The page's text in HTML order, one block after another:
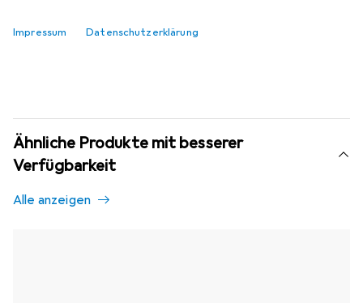
Impressum Datenschutzerklärung
Ähnliche Produkte mit besserer
Verfügbarkeit
Alle anzeigen